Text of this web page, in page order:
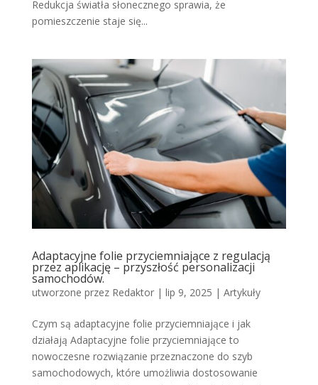
Redukcja światła słonecznego sprawia, że
pomieszczenie staje się...
Adaptacyjne folie przyciemniające z regulacją
przez aplikację – przyszłość personalizacji
samochodów.
utworzone przez Redaktor| lip 9, 2025 | Artykuły
Czym są adaptacyjne folie przyciemniające i jak
działają Adaptacyjne folie przyciemniające to
nowoczesne rozwiązanie przeznaczone do szyb
samochodowych, które umożliwia dostosowanie